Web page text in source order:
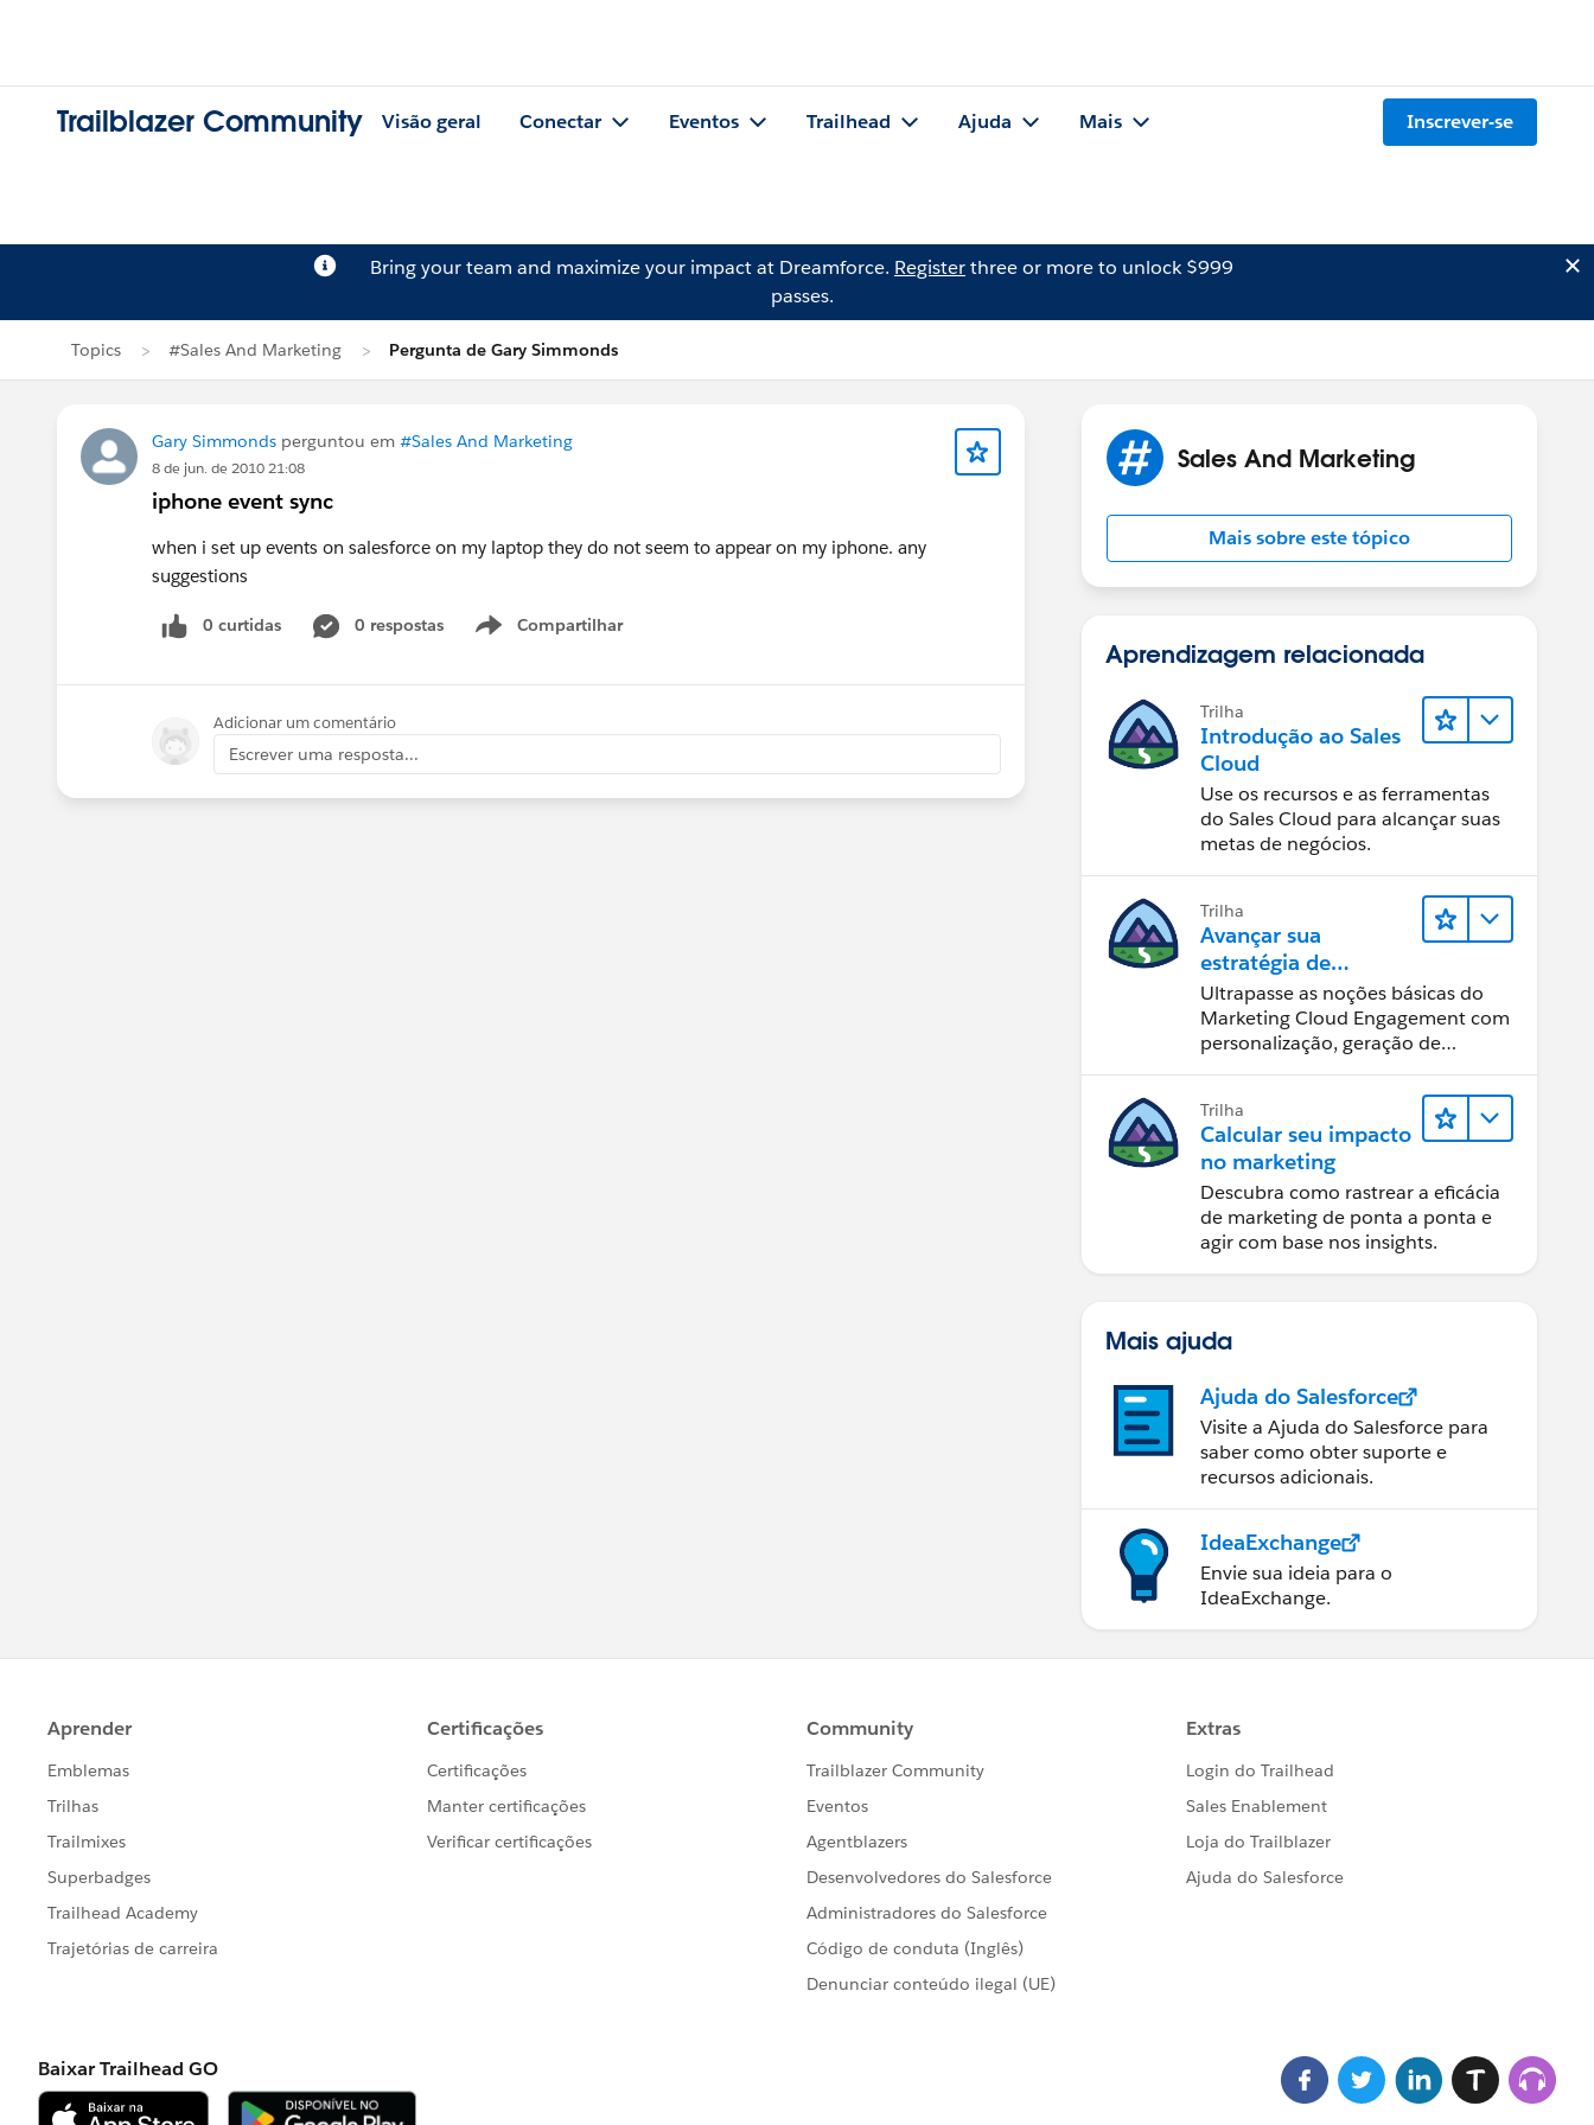
Trailblazer Community Visão geral Conectar Eventos Trailhead Ajuda Mais Inscrever-se
Bring your team and maximize your impact at Dreamforce. Registerthree or more to unlock $999
passes.
Topics #Sales And Marketing Pergunta de Gary Simmonds
Gary Simmonds perguntou em #Sales And Marketing
8 de jun. de 2010 21:08
iphone event sync
when i set up events on salesforce on my laptop they do not seem to appear on my iphone. any
suggestions
0 curtidas 0 respostas Compartilhar
Show menu
Adicionar um comentário
Escrever uma resposta...
Sales And Marketing
Mais sobre este tópico
Aprendizagem relacionada
Trilha
Introdução ao Sales
Cloud
Use os recursos e as ferramentas
do Sales Cloud para alcançar suas
metas de negócios.
Trilha
Avançar sua
estratégia de
marketing
Ultrapasse as noções básicas do
Marketing Cloud Engagement com
personalização, geração de
Trilha
Calcular seu impacto
no marketing
Descubra como rastrear a eficácia
de marketing de ponta a ponta e
agir com base nos insights.
Mais ajuda
Ajuda do Salesforce
Visite a Ajuda do Salesforce para
saber como obter suporte e
recursos adicionais.
IdeaExchange
Envie sua ideia para o
IdeaExchange.